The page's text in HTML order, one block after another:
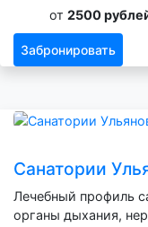
от 2500
Забронировать
Санатории
Лечебный профиль
органы дыхания,